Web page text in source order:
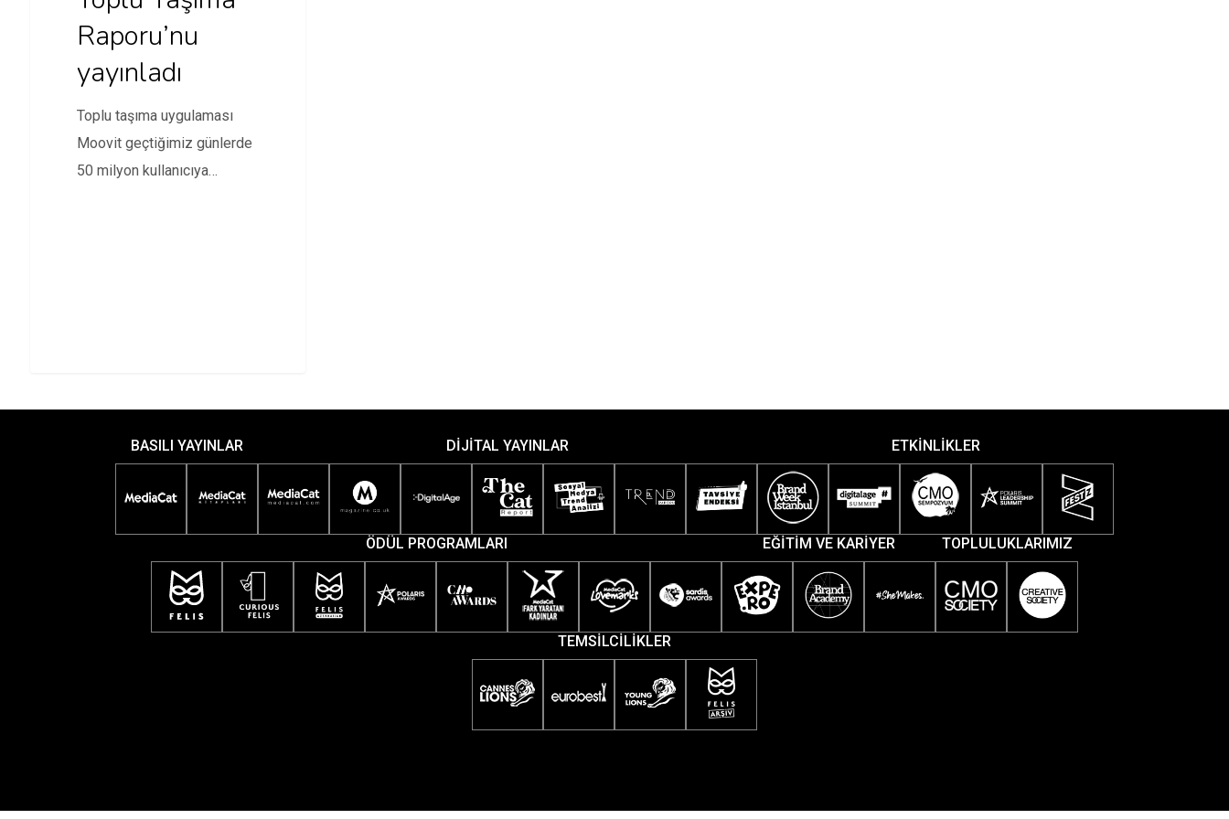
Raporu’nu
yayınladı
Toplu taşıma uygulaması
Moovit geçtiğimiz günlerde
50 milyon kullanıcıya
BASILI YAYINLAR DİJİTAL YAYINLAR ETKİNLİKLER
ÖDÜL PROGRAMLARI EĞİTİM VE KARİYER TOPLULUKLARIMIZ
TEMSİLCİLİKLER